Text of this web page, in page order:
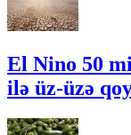
El Nino 50
ilə üz-üzə